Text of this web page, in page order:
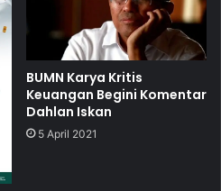
BUMN Karya Kritis
Keuangan Begini Komentar
Dahlan Iskan
5 April 2021